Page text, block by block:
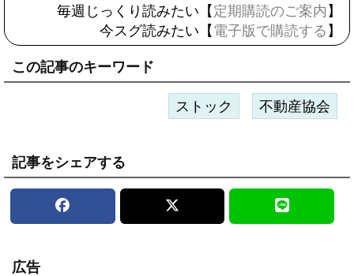
毎週じっくり読みたい【 定期購読のご案内 】
今スグ読みたい【 電子版で購読する 】
この記事のキーワード
ストック 不動産協会
記事をシェアする
広告